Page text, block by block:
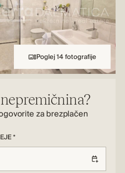
Poglej 14 fotografije
za brezplačen
*